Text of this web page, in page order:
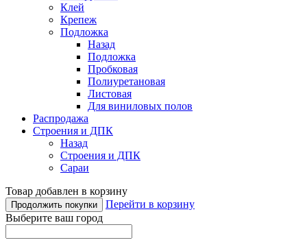
Клей
Крепеж
Подложка
Назад
Подложка
Пробковая
Полиуретановая
Листовая
Для виниловых полов
Распродажа
Строения и ДПК
Назад
Строения и ДПК
Сараи
Товар добавлен в корзину
Продолжить покупки
Перейти в корзину
Выберите ваш город